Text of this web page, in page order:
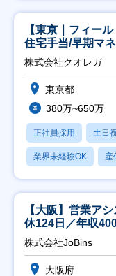
【東京｜フィー
住宅手当/早期マ
株式会社クオレガ
東京都
380万~650万
正社員採用 土日
業界未経験OK 産
【大阪】営業ア
休124日／年収
株式会社JoBins
大阪府